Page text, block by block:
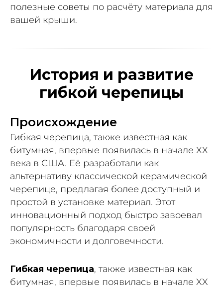
полезные советы по расчёту материала для
вашей крыши.
История и развитие
гибкой черепицы
Происхождение
Гибкая черепица, также известная как
битумная, впервые появилась в начале XX
века в США. Её разработали как
альтернативу классической керамической
черепице, предлагая более доступный и
простой в установке материал. Этот
инновационный подход быстро завоевал
популярность благодаря своей
экономичности и долговечности.
Гибкая черепица, также известная как
битумная, впервые появилась в начале XX